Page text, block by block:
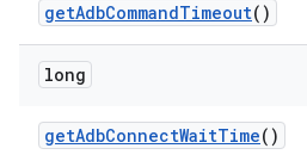
getAdbCommandTimeout()
long
getAdbConnectWaitTime()